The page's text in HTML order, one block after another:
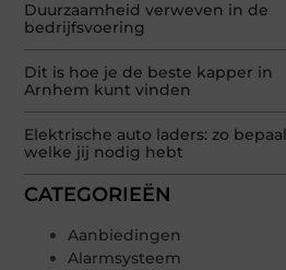
Duurzaamheid verweven in de
bedrijfsvoering
Dit is hoe je de beste kapper in
Arnhem kunt vinden
Elektrische auto laders: zo
welke jij nodig hebt
CATEGORIEËN
Aanbiedingen
Alarmsysteem